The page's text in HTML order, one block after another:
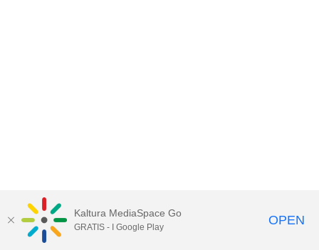
Tillgänglighet på UMU
Kaltura MediaSpace Go
GRATIS - I Google Play OPEN